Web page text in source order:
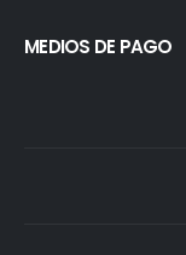
MEDIOS DE PAGO